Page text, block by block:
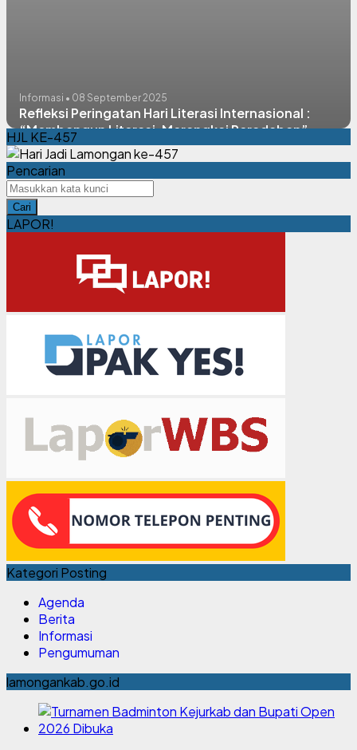
Informasi • 08 September 2025
Refleksi Peringatan Hari Literasi Internasional :
“Membangun Literasi, Merangkai Peradaban”
HJL KE-457
Pencarian
Cari
LAPOR!
Kategori Posting
Agenda
Berita
Informasi
Pengumuman
lamongankab.go.id